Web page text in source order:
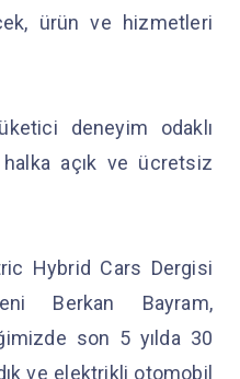
ürün ve hizmetleri
deneyim odaklı
açık ve ücretsiz
Hybrid Cars Dergisi
Berkan Bayram,
son 5 yılda 30
ve elektrikli otomobil